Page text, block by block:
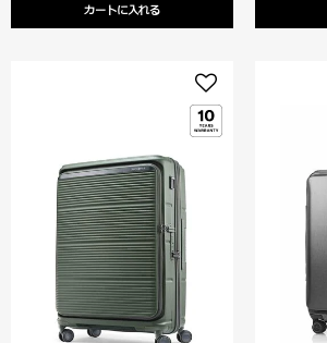
カートに入れる